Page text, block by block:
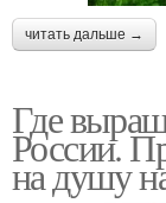
читать дальше →
Где
России.
на душу